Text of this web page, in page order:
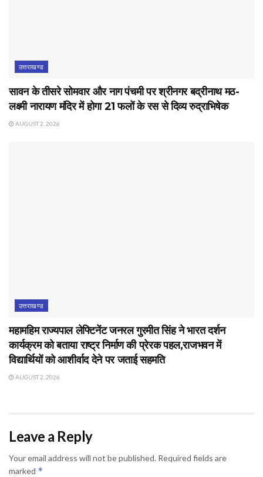
उत्तराखण्ड
सावन के तीसरे सोमवार और नाग पंचमी पर श्रीनगर बद्रीनाथ मठ-
लक्ष्मी नारायण मंदिर में होगा 21 फलों के रस से दिव्य रुद्राभिषेक
AUGUST 2, 2026
उत्तराखण्ड
महामहिम राज्यपाल लेफ्टिनेंट जनरल गुरमीत सिंह ने भारत दर्शन
कार्यक्रम को बताया राष्ट्र निर्माण की प्रेरक पहल,राजभवन में
विद्यार्थियों को आशीर्वाद देने पर जताई सहमति
AUGUST 2, 2026
Leave a Reply
Your email address will not be published. Required fields are
marked *